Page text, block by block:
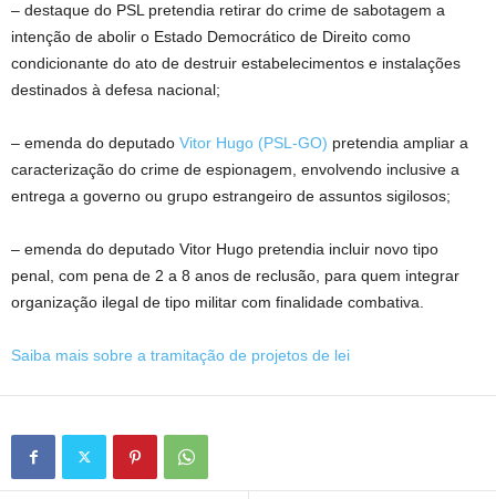
– destaque do PSL pretendia retirar do crime de sabotagem a
intenção de abolir o Estado Democrático de Direito como
condicionante do ato de destruir estabelecimentos e instalações
destinados à defesa nacional;
– emenda do deputado Vitor Hugo (PSL-GO) pretendia ampliar a
caracterização do crime de espionagem, envolvendo inclusive a
entrega a governo ou grupo estrangeiro de assuntos sigilosos;
– emenda do deputado Vitor Hugo pretendia incluir novo tipo
penal, com pena de 2 a 8 anos de reclusão, para quem integrar
organização ilegal de tipo militar com finalidade combativa.
Saiba mais sobre a tramitação de projetos de lei